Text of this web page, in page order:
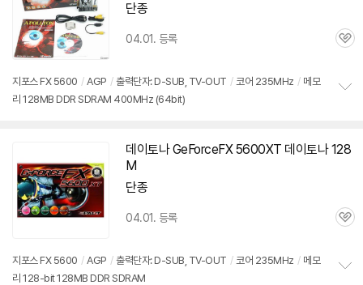
단종
04.01. 등록
관
지포스 FX 5600 / AGP / 출력단자: D-SUB, TV-OUT / 코어 235MHz / 메모
리 128MB DDR SDRAM 400MHz (64bit)
치
데이토나 GeForceFX5600XT 데이토나 128
M
단종
04.01. 등록
관
지포스 FX 5600 / AGP / 출력단자: D-SUB, TV-OUT / 코어 235MHz / 메모
리 128-bit 128MB DDR SDRAM